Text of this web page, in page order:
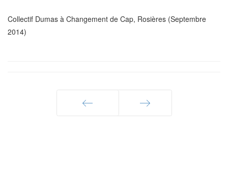
Collectif Dumas à Changement de Cap, Rosières (Septembre
2014)